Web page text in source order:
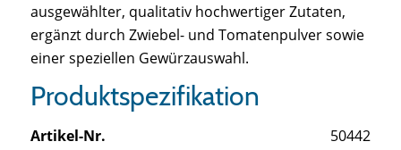
ausgewählter, qualitativ hochwertiger Zutaten,
ergänzt durch Zwiebel- und Tomatenpulver sowie
einer speziellen Gewürzauswahl.
Produktspezifikation
Artikel-Nr.
50442